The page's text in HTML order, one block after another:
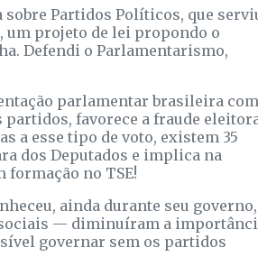
sobre Partidos Políticos, que
um projeto de lei propondo o
Defendi o Parlamentarismo,
parlamentar brasileira
favorece a fraude
a esse tipo de voto, existem 35
dos Deputados e implica na
formação no TSE!
ainda durante seu governo,
sociais — diminuíram a
governar sem os partidos